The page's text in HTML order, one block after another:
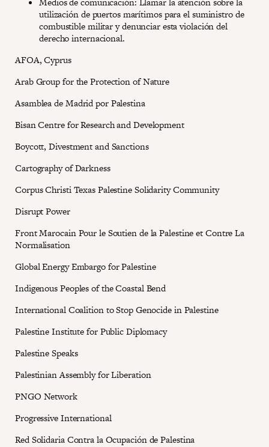
utilización de puertos marítimos para el suministro de
combustible militar y denunciar esta violación del
derecho internacional.
AFOA, Cyprus
Arab Group for the Protection of Nature
Asamblea de Madrid por Palestina
Bisan Centre for Research and Development
Boycott, Divestment and Sanctions
Cartography of Darkness
Corpus Christi Texas Palestine Solidarity Community
Disrupt Power
Front Marocain Pour le Soutien de la Palestine et Contre La
Normalisation
Global Energy Embargo for Palestine
Indigenous Peoples of the Coastal Bend
International Coalition to Stop Genocide in Palestine
Palestine Institute for Public Diplomacy
Palestine Speaks
Palestinian Assembly for Liberation
PNGO Network
Progressive International
Red Solidaria Contra la Ocupación de Palestina